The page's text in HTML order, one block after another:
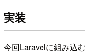
実装
今回Laravelに組み込